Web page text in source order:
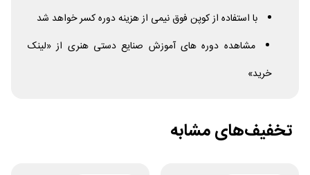
با استفاده از کوپن فوق نیمی از هزینه دوره کسر خواهد شد
مشاهده دوره های آموزش صنایع دستی هنری از «لینک
خرید»
تخفیف‌های مشابه